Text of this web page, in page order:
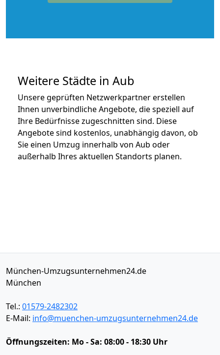
Weitere Städte in Aub
Unsere geprüften Netzwerkpartner erstellen
Ihnen unverbindliche Angebote, die speziell auf
Ihre Bedürfnisse zugeschnitten sind. Diese
Angebote sind kostenlos, unabhängig davon, ob
Sie einen Umzug innerhalb von Aub oder
außerhalb Ihres aktuellen Standorts planen.
München-Umzugsunternehmen24.de
München
Tel.: 01579-2482302
E-Mail: info@muenchen-umzugsunternehmen24.de
Öffnungszeiten: Mo - Sa: 08:00 - 18:30 Uhr